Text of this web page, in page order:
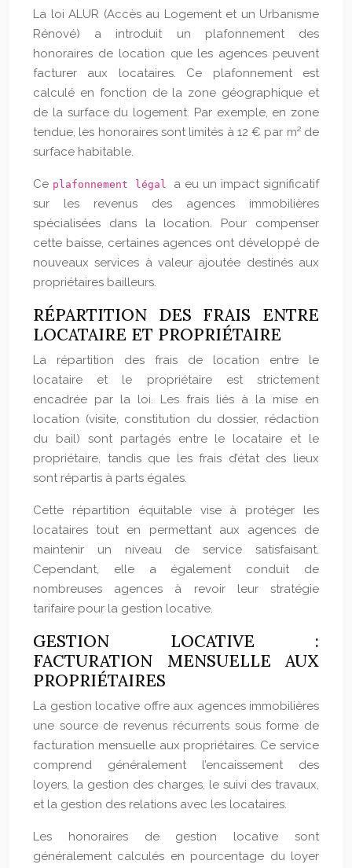
La loi ALUR (Accès au Logement et un Urbanisme
Rénové) a introduit un plafonnement des
honoraires de location que les agences peuvent
facturer aux locataires. Ce plafonnement est
calculé en fonction de la zone géographique et
de la surface du logement. Par exemple, en zone
tendue, les honoraires sont limités à 12 € par m² de
surface habitable.
Ce plafonnement légal a eu un impact significatif
sur les revenus des agences immobilières
spécialisées dans la location. Pour compenser
cette baisse, certaines agences ont développé de
nouveaux services à valeur ajoutée destinés aux
propriétaires bailleurs.
RÉPARTITION DES FRAIS ENTRE
LOCATAIRE ET PROPRIÉTAIRE
La répartition des frais de location entre le
locataire et le propriétaire est strictement
encadrée par la loi. Les frais liés à la mise en
location (visite, constitution du dossier, rédaction
du bail) sont partagés entre le locataire et le
propriétaire, tandis que les frais d’état des lieux
sont répartis à parts égales.
Cette répartition équitable vise à protéger les
locataires tout en permettant aux agences de
maintenir un niveau de service satisfaisant.
Cependant, elle a également conduit de
nombreuses agences à revoir leur stratégie
tarifaire pour la gestion locative.
GESTION LOCATIVE :
FACTURATION MENSUELLE AUX
PROPRIÉTAIRES
La gestion locative offre aux agences immobilières
une source de revenus récurrents sous forme de
facturation mensuelle aux propriétaires. Ce service
comprend généralement l’encaissement des
loyers, la gestion des charges, le suivi des travaux,
et la gestion des relations avec les locataires.
Les honoraires de gestion locative sont
généralement calculés en pourcentage du loyer